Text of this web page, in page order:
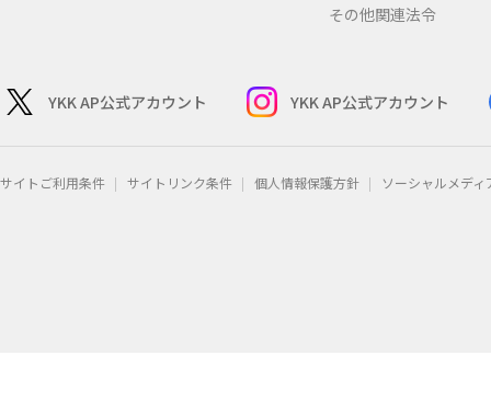
その他関連法令
YKK AP公式アカウント YKK AP公式アカウント
サイトご利用条件 サイトリンク条件 個人情報保護方針 ソーシャルメデ